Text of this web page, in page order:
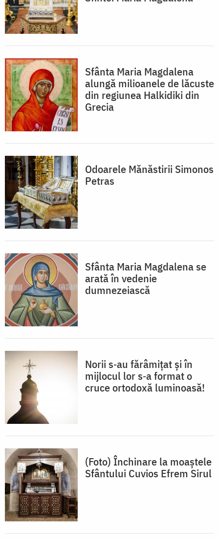
Sfânta Maria Magdalena
alungă milioanele de lăcuste
din regiunea Halkidiki din
Grecia
Odoarele Mănăstirii Simonos
Petras
Sfânta Maria Magdalena se
arată în vedenie
dumnezeiască
Norii s‐au fărâmițat și în
mijlocul lor s‐a format o
cruce ortodoxă luminoasă!
(Foto) Închinare la moaștele
Sfântului Cuvios Efrem Sirul